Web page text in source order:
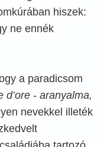
hiszek:
ne ennék
a paradicsom
d’ore - aranyalma,
nevekkel illeték